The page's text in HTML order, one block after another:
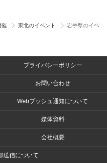
催 東北のイベント
岩手県のイベ
プライバシーポリシー
お問い合わせ
Webプッシュ通知について
媒体資料
会社概要
送信について